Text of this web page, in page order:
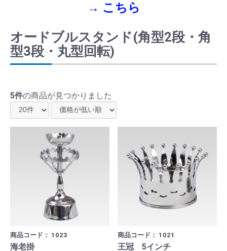
→ こちら
オードブルスタンド(角型2段・角
型3段・丸型回転)
5件の商品が見つかりました
商品コード： 1023
海老掛
商品コード： 1021
王冠 5インチ